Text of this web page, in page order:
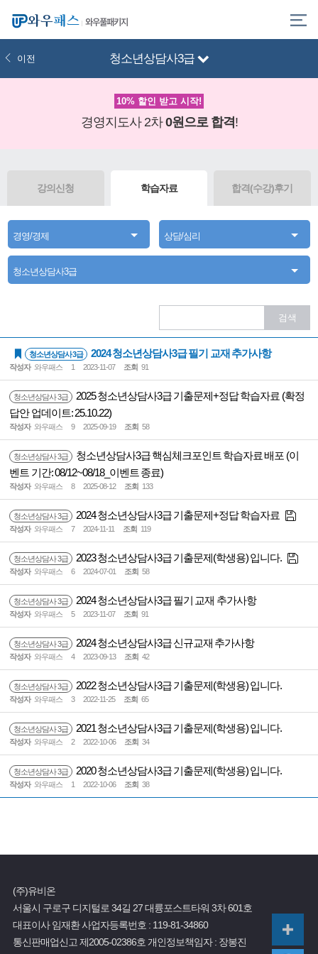
와우풀패키지
청소년상담사3급
이전
10% 할인 받고 시작!
경영지도사 2차0원으로 합격 !
강의신청 학습자료 합격(수강)후기
경영/경제 상담/심리
청소년상담사3급
청소년상담사 3급 2024 청소년상담사3급 필기 교재 추가사항
작성자 와우패스 1 2023-11-07 조회 91
청소년상담사 3급
2025 청소년상담사3급 기출문제+정답 학습자료 (확정
답안 업데이트: 25.10.22)
작성자 와우패스 9 2025-09-19 조회 58
청소년상담사 3급
청소년상담사3급 핵심체크포인트 학습자료 배포 (이
벤트 기간: 08/12~08/18_이벤트 종료)
작성자 와우패스 8 2025-08-12 조회 133
청소년상담사 3급 2024 청소년상담사3급 기출문제+정답 학습자료
작성자 와우패스 7 2024-11-11 조회 119
청소년상담사 3급 2023 청소년상담사3급 기출문제(학생용) 입니다.
작성자 와우패스 6 2024-07-01 조회 58
청소년상담사 3급 2024 청소년상담사3급 필기 교재 추가사항
작성자 와우패스 5 2023-11-07 조회 91
청소년상담사 3급 2024 청소년상담사3급 신규교재 추가사항
작성자 와우패스 4 2023-09-13 조회 42
청소년상담사 3급 2022 청소년상담사3급 기출문제(학생용) 입니다.
작성자 와우패스 3 2022-11-25 조회 65
청소년상담사 3급 2021 청소년상담사3급 기출문제(학생용) 입니다.
작성자 와우패스 2 2022-10-06 조회 34
청소년상담사 3급 2020 청소년상담사3급 기출문제(학생용) 입니다.
작성자 와우패스 1 2022-10-06 조회 38
(주)유비온
서울시 구로구 디지털로 34길 27 대륭포스트타워 3차 601호
대표이사 임재환 사업자등록번호 : 119-81-34860
통신판매업신고 제2005-02386호 개인정보책임자 : 장봉진